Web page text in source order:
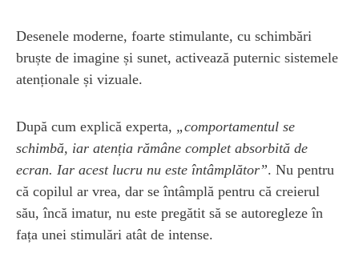
Desenele moderne, foarte stimulante, cu schimbări
bruște de imagine și sunet, activează puternic sistemele
atenționale și vizuale.
După cum explică experta, „comportamentul se
schimbă, iar atenția rămâne complet absorbită de
ecran. Iar acest lucru nu este întâmplător”. Nu pentru
că copilul ar vrea, dar se întâmplă pentru că creierul
său, încă imatur, nu este pregătit să se autoregleze în
fața unei stimulări atât de intense.